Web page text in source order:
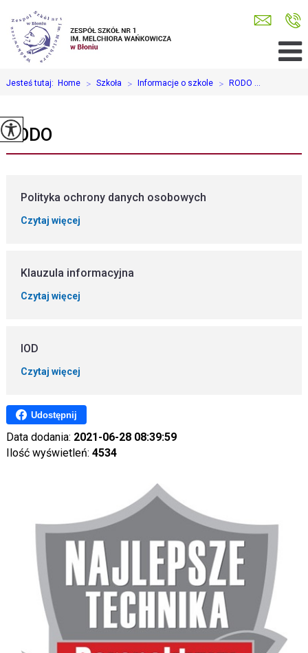
Jesteś tutaj: Home > Szkoła > Informacje o szkole > RODO ...
RODO
Polityka ochrony danych osobowych
Czytaj więcej
Klauzula informacyjna
Czytaj więcej
IOD
Czytaj więcej
Udostępnij
Data dodania: 2021-06-28 08:39:59
Ilość wyświetleń: 4534